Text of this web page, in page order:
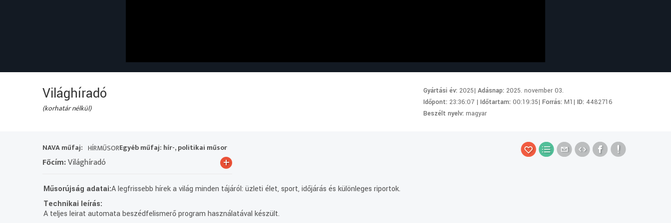
Világhíradó
(korhatár nélkül)
Gyártási év:2025|Adásnap:2025. november 03.
Időpont:23:36:07 |Időtartam:00:19:35|Forrás:M1|ID:4482716
Beszélt nyelv:magyar
NAVA műfaj: HÍRMŰSOREgyéb műfaj: hír-, politikai műsor
Főcím:Világhíradó +
Műsorújság adatai:A legfrissebb hírek a világ minden tájáról: üzleti élet, sport, időjárás és különleges riportok.
Technikai leírás:
A teljes leirat automata beszédfelismerő program használatával készült.